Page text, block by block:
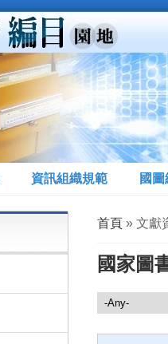
資訊組織規範 國
您在這裡
首頁» 文獻
國家圖
文獻資源